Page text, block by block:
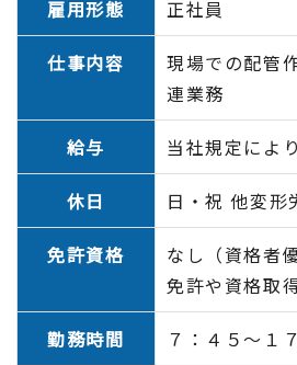
雇用形態 正社員
仕事内容
現場での配管
連業務
給与 当社規定によ
休日 日・祝 他変形
免許資格
なし（資格者優
免許や資格取
勤務時間 ７：４５～１